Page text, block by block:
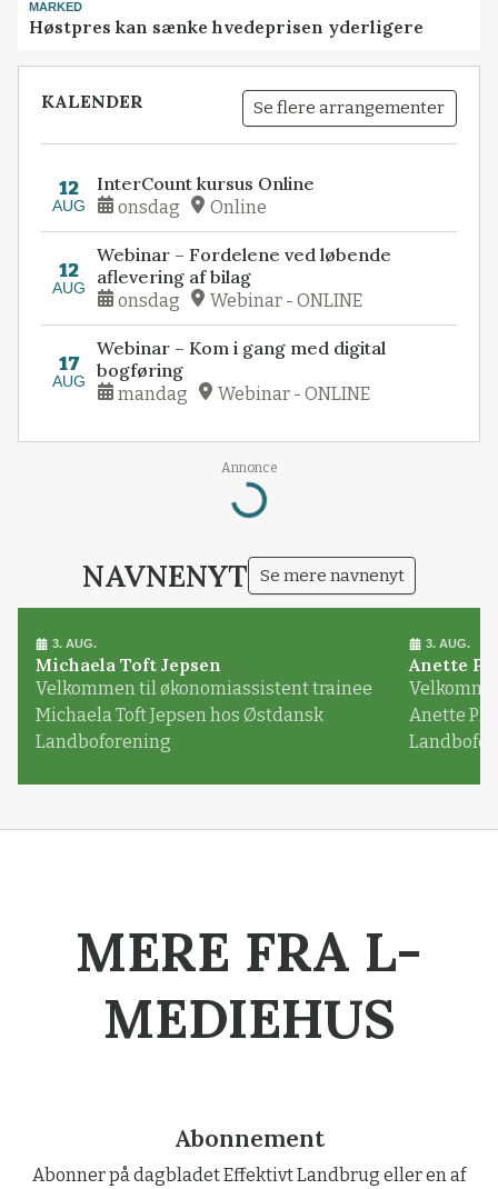
MARKED
Høstpres kan sænke hvedeprisen yderligere
KALENDER Se flere arrangementer
12
AUG
InterCount kursus Online
onsdag Online
12
AUG
Webinar – Fordelene ved løbende
aflevering af bilag
onsdag Webinar - ONLINE
17
AUG
Webinar – Kom i gang med digital
bogføring
mandag Webinar - ONLINE
Annonce
Loading...
NAVNENYT Se mere navnenyt
3. AUG.
Michaela Toft Jepsen
Velkommen til økonomiassistent trainee
Michaela Toft Jepsen hos Østdansk
Landboforening
3. AUG.
Anette
Anette
MERE FRA L-
MEDIEHUS
Abonnement
Abonner på dagbladet Effektivt Landbrug eller en af